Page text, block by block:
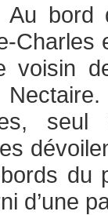
Charles
voisin
seul
du
d’une